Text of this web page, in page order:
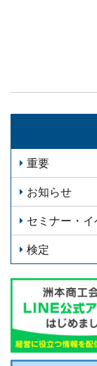
重要
お知らせ
セミナー・イ
検定